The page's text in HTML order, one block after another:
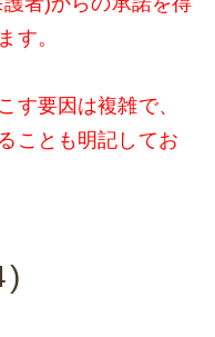
す。
す要因は複雑で、
ことも明記してお